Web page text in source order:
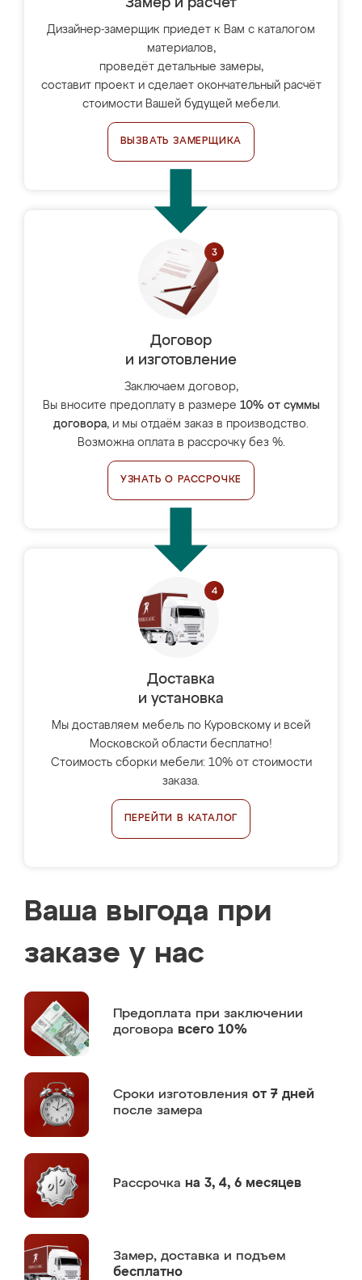
Замер и расчет
Дизайнер-замерщик приедет к Вам с каталогом
материалов,
проведёт детальные замеры,
составит проект и сделает окончательный расчёт
стоимости Вашей будущей мебели.
ВЫЗВАТЬ ЗАМЕРЩИКА
Договор
и изготовление
Заключаем договор,
Вы вносите предоплату в размере 10% от суммы
договора, и мы отдаём заказ в производство.
Возможна оплата в рассрочку без %.
УЗНАТЬ О РАССРОЧКЕ
Доставка
и установка
Мы доставляем мебель по Куровскому и всей
Московской области бесплатно!
Стоимость сборки мебели: 10% от стоимости
заказа.
ПЕРЕЙТИ В КАТАЛОГ
Ваша выгода при
заказе у нас
Предоплата при заключении
договора всего 10%
Сроки изготовления от 7 дней
после замера
Рассрочка на 3, 4, 6 месяцев
Замер, доставка и подъем
бесплатно